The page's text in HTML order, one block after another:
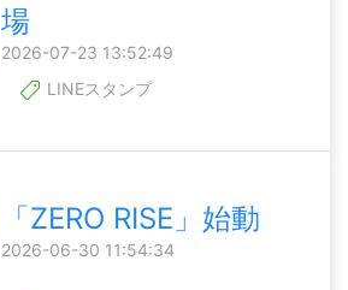
場
2026-07-23 13:52:49
LINEスタンプ
「ZERO RISE」始動
2026-06-30 11:54:34